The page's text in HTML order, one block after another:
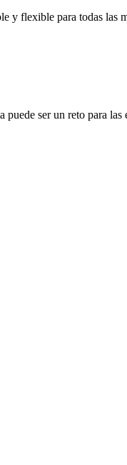
flexible para todas las
ser un reto para las